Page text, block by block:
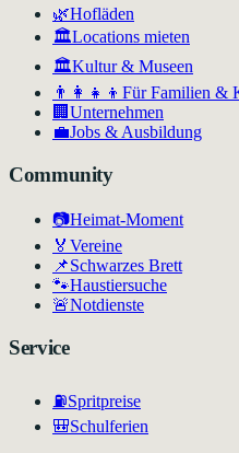
🌿Hofläden
🏛️Locations mieten
🏛Kultur & Museen
👨‍👩‍👧‍👦 Für Familien &
🏢 Unternehmen
💼Jobs & Ausbildung
Community
📷Heimat-Moment
🏅 Vereine
📌Schwarzes Brett
🐾Haustiersuche
🚨Notdienste
Service
⛽Spritpreise
🎒Schulferien